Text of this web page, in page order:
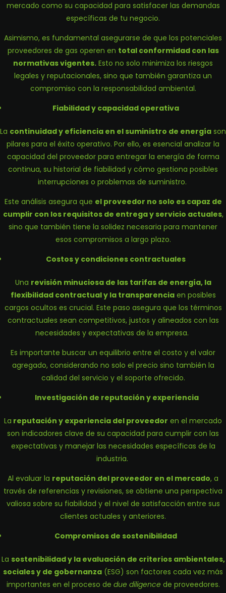
mercado como su capacidad para satisfacer las demandas
específicas de tu negocio.
Asimismo, es fundamental asegurarse de que los potenciales
proveedores de gas operen en total conformidad con las
normativas vigentes. Esto no solo minimiza los riesgos
legales y reputacionales, sino que también garantiza un
compromiso con la responsabilidad ambiental.
Fiabilidad y capacidad operativa
La continuidad y eficiencia en el suministro de energía son
pilares para el éxito operativo. Por ello, es esencial analizar la
capacidad del proveedor para entregar la energía de forma
continua, su historial de fiabilidad y cómo gestiona posibles
interrupciones o problemas de suministro.
Este análisis asegura que el proveedor no solo es capaz de
cumplir con los requisitos de entrega y servicio actuales,
sino que también tiene la solidez necesaria para mantener
esos compromisos a largo plazo.
Costos y condiciones contractuales
Una revisión minuciosa de las tarifas de energía, la
flexibilidad contractual y la transparenciaen posibles
cargos ocultos es crucial. Este paso asegura que los términos
contractuales sean competitivos, justos y alineados con las
necesidades y expectativas de la empresa.
Es importante buscar un equilibrio entre el costo y el valor
agregado, considerando no solo el precio sino también la
calidad del servicio y el soporte ofrecido.
Investigación de reputación y experiencia
La reputación y experiencia del proveedor en el mercado
son indicadores clave de su capacidad para cumplir con las
expectativas y manejar las necesidades específicas de la
industria.
Al evaluar la reputación del proveedor en el mercado, a
través de referencias y revisiones, se obtiene una perspectiva
valiosa sobre su fiabilidad y el nivel de satisfacción entre sus
clientes actuales y anteriores.
Compromisos de sostenibilidad
La sostenibilidad y la evaluación de criterios ambientales,
sociales y de gobernanza (ESG) son factores cada vez más
importantes en el proceso de due diligence de proveedores.